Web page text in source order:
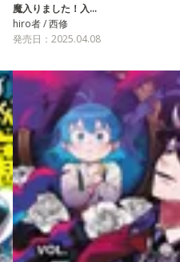
魔入りました！入…
hiro者 / 西修
発売日：2025.04.08